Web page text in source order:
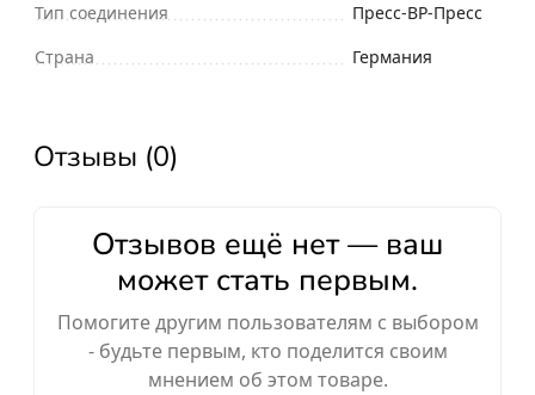
Тип соединения
Пресс-ВР-Пресс
Страна
Германия
Отзывы (0)
Отзывов ещё нет — ваш
может стать первым.
Помогите другим пользователям с выбором
- будьте первым, кто поделится своим
мнением об этом товаре.